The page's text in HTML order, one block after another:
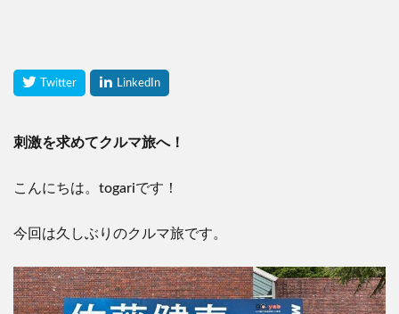
刺激を求めてクルマ旅へ！
こんにちは。 togariです！
今回は久しぶりのクルマ旅です。